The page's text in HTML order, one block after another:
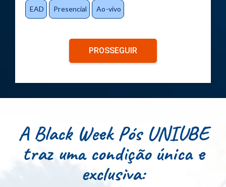
EAD Presencial Ao-vivo
PROSSEGUIR
A Black Week Pós UNIUBE
traz uma condição única e
exclusiva: